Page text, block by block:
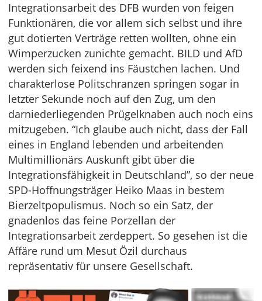
Integrationsarbeit des DFB wurden von feigen
Funktionären, die vor allem sich selbst und ihre
gut dotierten Verträge retten wollten, ohne ein
Wimperzucken zunichte gemacht. BILD und AfD
werden sich feixend ins Fäustchen lachen. Und
charakterlose Politschranzen springen sogar in
letzter Sekunde noch auf den Zug, um den
darniederliegenden Prügelknaben auch noch eins
mitzugeben. “Ich glaube auch nicht, dass der Fall
eines in England lebenden und arbeitenden
Multimillionärs Auskunft gibt über die
Integrationsfähigkeit in Deutschland”, so der neue
SPD-Hoffnungsträger Heiko Maas in bestem
Bierzeltpopulismus. Noch so ein Satz, der
gnadenlos das feine Porzellan der
Integrationsarbeit zerdeppert. So gesehen ist die
Affäre rund um Mesut Özil durchaus
repräsentativ für unsere Gesellschaft.